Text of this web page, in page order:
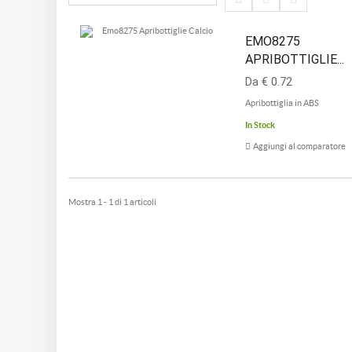
EMO8275
APRIBOTTIGLIE...
Da € 0.72
Apribottiglia in ABS
In Stock
Aggiungi al comparatore
Mostra 1 - 1 di 1 articoli